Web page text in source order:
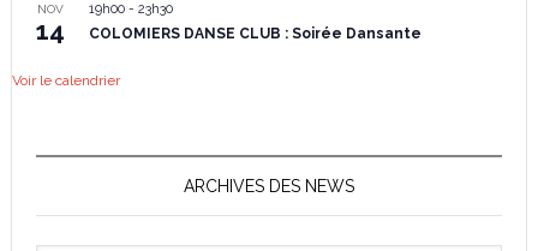
NOV
14
19h00- 23h30
COLOMIERS DANSE CLUB : Soirée Dansante
Voir le calendrier
ARCHIVES DES NEWS